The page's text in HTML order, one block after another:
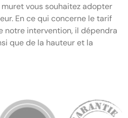
vous souhaitez adopter
En ce qui concerne le tarif
notre intervention, il dépendra
que de la hauteur et la